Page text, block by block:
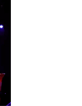
Live